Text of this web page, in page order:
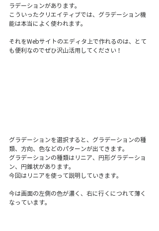
ラデーションがあります。
こういったクリエイティブでは、グラデーション機
能は本当によく使われます。
それをWebサイトのエディタ上で作れるのは、とて
も便利なのでぜひ沢山活用してください！
グラデーションを選択すると、グラデーションの種
類、方向、色などのパターンが出てきます。
グラデーションの種類はリニア、円形グラデーショ
ン、円錐状があります。
今回はリニアを使って説明していきます。
今は画面の左側の色が濃く、右に行くにつれて薄く
なっています。